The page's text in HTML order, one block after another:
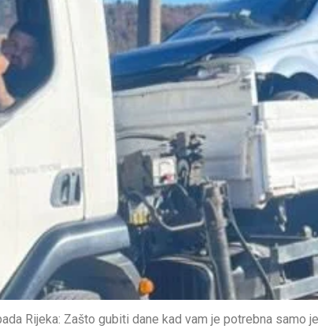
Rijeka: Zašto gubiti dane kad vam je potrebna samo